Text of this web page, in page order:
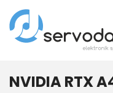
NVIDIA RTX